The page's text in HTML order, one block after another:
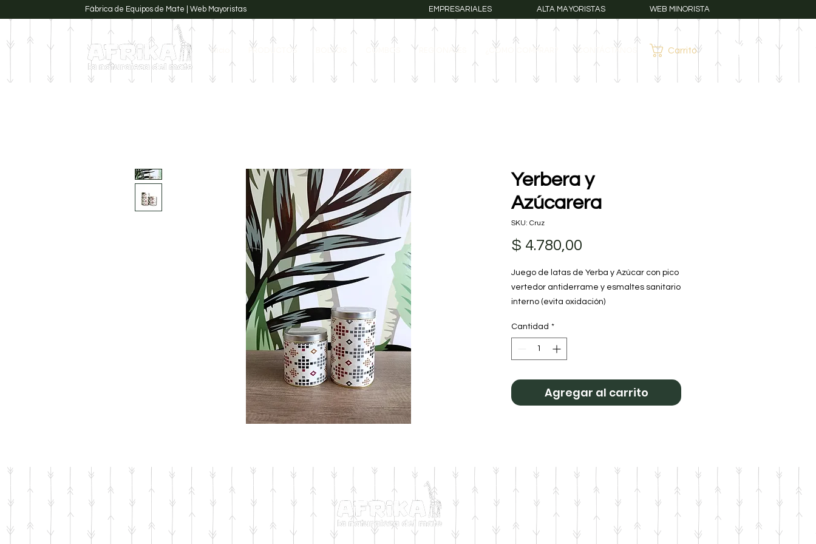
Fábrica de Equipos de Mate | Web Mayoristas EMPRESARIALES ALTA MAYORISTAS WEB MINORISTA
Inicio PRODUCTOS BOLSOS COMBOS REGIONALES ¿COMO COMPRAR? CONTÁCTANOS Carrito Iniciar sesión
Yerbera y
Azúcarera
SKU: Cruz
$ 4.780,00
Juego de latas de Yerba y Azúcar con pico
vertedor antiderrame y esmaltes sanitario
interno (evita oxidación)
Medida Yerbera: 90mm de diámetro y
145mm de altura.
Mediada Azúcarera: 90mm de diámetro y
Color: Cruz
Cantidad *
Agregar al carrito